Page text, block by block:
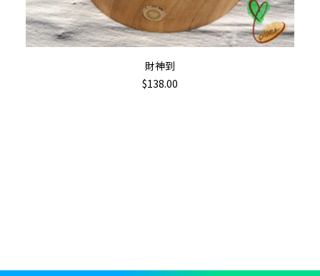
加入購物車
財神到
$138.00